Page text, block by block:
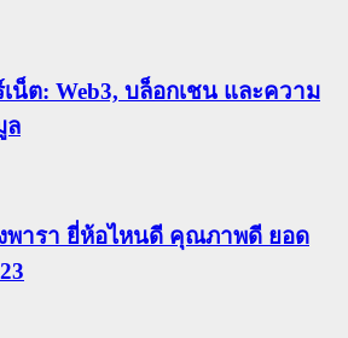
น็ต: Web3, บล็อกเชน และความ
ล
พารา ยี่ห้อไหนดี คุณภาพดี ยอด